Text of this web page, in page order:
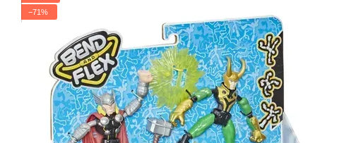
−71%